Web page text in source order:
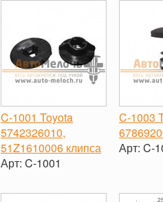
C-1001 Toyota
5742326010,
51Z1610006 клипса
Арт: C-1001
-
+
C-1003
Арт: C-